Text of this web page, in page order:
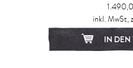
inkl. MwSt,
IN